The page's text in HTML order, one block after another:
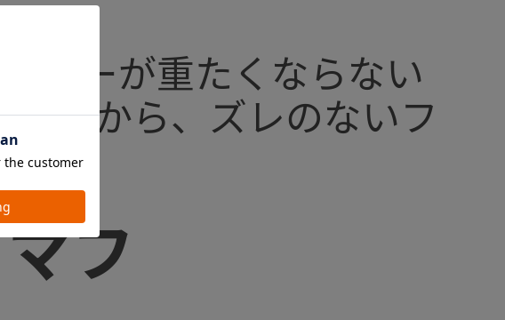
フ
カーが重たくならない
だから、ズレのないフ